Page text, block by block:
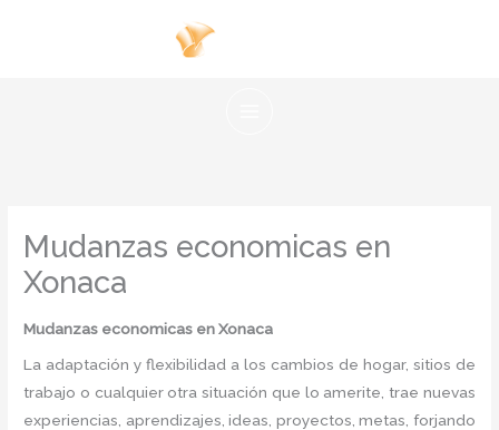
Mudanzas economicas en
Xonaca
Mudanzas economicas en Xonaca
La adaptación y flexibilidad a los cambios de hogar, sitios de
trabajo o cualquier otra situación que lo amerite, trae nuevas
experiencias, aprendizajes, ideas, proyectos, metas, forjando